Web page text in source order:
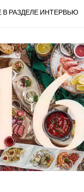
РАЗДЕЛЕ ИНТЕРВЬЮ